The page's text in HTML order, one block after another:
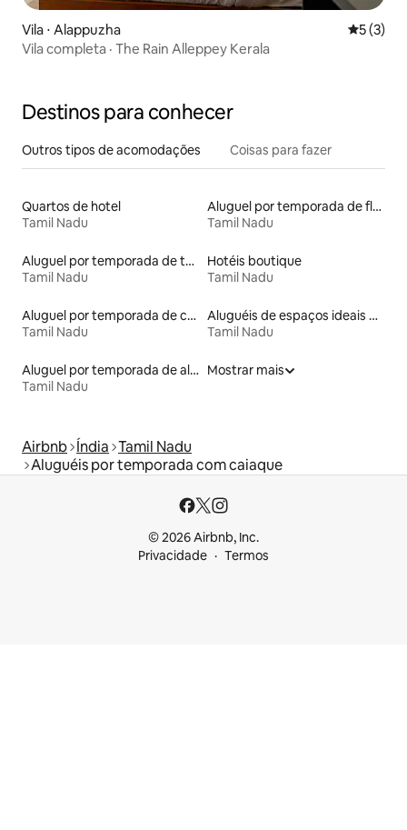
Vila ⋅ Alappuzha 5 de
5 (3)
Vila completa · The Rain Alleppey Kerala
Destinos para conhecer
Outros tipos de acomodações Coisas para fazer
Quartos de hotel
Tamil Nadu
Aluguel por temporada de flats
Tamil Nadu
Aluguel por temporada de townhouses
Tamil Nadu
Hotéis boutique
Tamil Nadu
Aluguel por temporada de contêineres
Tamil Nadu
Aluguéis de espaços ideais para famílias
Tamil Nadu
Aluguel por temporada de alojamentos ecológicos
Tamil Nadu
Mostrar mais
Airbnb Índia Tamil Nadu
Aluguéis por temporada com caiaque
© 2026 Airbnb, Inc.
Privacidade
Termos